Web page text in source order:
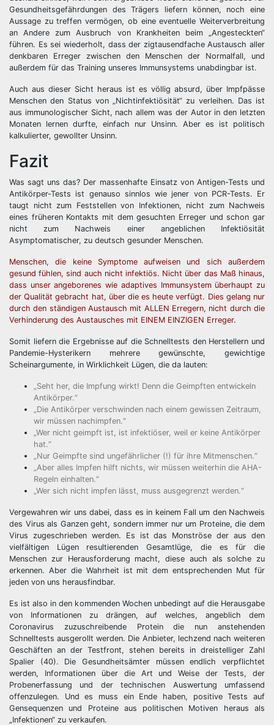
Gesundheitsgefährdungen des Trägers liefern können, noch eine
Aussage zu treffen vermögen, ob eine eventuelle Weiterverbreitung
an Andere zum Ausbruch von Krankheiten beim „Angesteckten“
führen. Es sei wiederholt, dass der zigtausendfache Austausch aller
denkbaren Erreger zwischen den Menschen der Normalfall, und
außerdem für das Training unseres Immunsystems unabdingbar ist.
Auch aus dieser Sicht heraus ist es völlig absurd, über Impfpässe
Menschen den Status von „Nichtinfektiösität“ zu verleihen. Das ist
aus immunologischer Sicht, nach allem was der Autor in den letzten
Monaten lernen durfte, einfach nur Unsinn. Aber es ist politisch
kalkulierter, gewollter Unsinn.
Fazit
Was sagt uns das? Der massenhafte Einsatz von Antigen-Tests und
Antikörper-Tests ist genauso sinnlos wie jener von PCR-Tests. Er
taugt nicht zum Feststellen von Infektionen, nicht zum Nachweis
eines früheren Kontakts mit dem gesuchten Erreger und schon gar
nicht zum Nachweis einer angeblichen Infektiösität
Asymptomatischer, zu deutsch gesunder Menschen.
Menschen, die keine Symptome aufweisen und sich außerdem
gesund fühlen, sind auch nicht infektiös. Nicht über das Maß hinaus,
dass unser angeborenes wie adaptives Immunsystem überhaupt zu
der Qualität gebracht hat, über die es heute verfügt. Dies gelang nur
durch den ständigen Austausch mit ALLEN Erregern, nicht durch die
Verhinderung des Austausches mit EINEM EINZIGEN Erreger.
Somit liefern die Ergebnisse auf die Schnelltests den Herstellern und
Pandemie-Hysterikern mehrere gewünschte, gewichtige
Scheinargumente, in Wirklichkeit Lügen, die da lauten:
„Seht her, die Impfung wirkt! Denn die Geimpften entwickeln
Antikörper.“
„Die Antikörper verschwinden nach einem gewissen Zeitraum,
wir müssen nachimpfen.“
„Wer nicht geimpft ist, ist infektiöser, weil er keine Antikörper
hat.“
„Nur Geimpfte sind ungefährlicher (!) für ihre Mitmenschen.“
„Aber alles Impfen hilft nichts, wir müssen weiterhin die AHA-
Regeln einhalten.“
„Wer sich nicht impfen lässt, muss ausgegrenzt werden.“
Vergewahren wir uns dabei, dass es in keinem Fall um den Nachweis
des Virus als Ganzen geht, sondern immer nur um Proteine, die dem
Virus zugeschrieben werden. Es ist das Monströse der aus den
vielfältigen Lügen resultierenden Gesamtlüge, die es für die
Menschen zur Herausforderung macht, diese auch als solche zu
erkennen. Aber die Wahrheit ist mit dem entsprechenden Mut für
jeden von uns herausfindbar.
Es ist also in den kommenden Wochen unbedingt auf die Herausgabe
von Informationen zu drängen, auf welches, angeblich dem
Coronavirus zuzuschreibende Protein die nun anstehenden
Schnelltests ausgerollt werden. Die Anbieter, lechzend nach weiteren
Geschäften an der Testfront, stehen bereits in dreistelliger Zahl
Spalier (40). Die Gesundheitsämter müssen endlich verpflichtet
werden, Informationen über die Art und Weise der Tests, der
Probenerfassung und der technischen Auswertung umfassend
offenzulegen. Und es muss ein Ende haben, positive Tests auf
Gensequenzen und Proteine aus politischen Motiven heraus als
„Infektionen“ zu verkaufen.